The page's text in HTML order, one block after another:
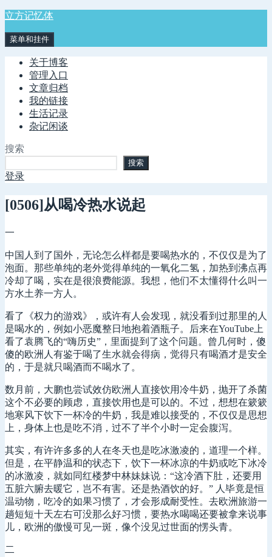
跳
内
立方记忆体
菜单和挂件
关于博客
管理入口
文章归档
我的链接
生活记录
杂记闲谈
搜索
搜索
登录
[0506]从喝冷热水说起
一
中国人到了国外，无论怎么样都是要喝热水的，不仅仅是为了
泡面。那些单纯的老外觉得单纯的一氧化二氢，加热到沸点再
冷却了喝，实在是很浪费能源。我想，他们不太懂得什么叫一
方水土养一方人。
看了《权力的游戏》，或许有人会发现，就没看到过那里的人
是喝水的，例如小恶魔整日地抱着酒瓶子。后来在YouTube上
看了袁腾飞的“嗨历史”，里面提到了这个问题。曾几何时，傻
傻的欧洲人有鉴于喝了生水就会得病，觉得只有喝酒才是安全
的，于是就只喝酒而不喝水了。
数月前，大鹏也尝试效仿欧洲人直接饮用冷牛奶，抛开了杀菌
这个不必要的顾虑，直接饮用也是可以的。不过，想想在簌簌
地寒风下饮下一杯冷的牛奶，我是难以接受的，不仅仅是思想
上，身体上也是吃不消，过不了半个小时一定会腹泻。
其实，有许许多多的人在冬天也是吃冰激凌的，道理一个样。
但是，在平静温和的状态下，饮下一杯冰凉的牛奶或吃下冰冷
的冰激凌，就如同红楼梦中林妹妹说：“这冷酒下肚，还要用
五脏六腑去暖它，岂不有害。还是热酒饮的好。” 人毕竟是恒
温动物，吃冷的如果习惯了，才会形成耐受性。去欧洲旅游一
趟短短十天左右可没那么好习惯，要热水喝喝还要被拿来说事
儿，欧洲的傲慢可见一斑，像个没见过世面的愣头青。
二